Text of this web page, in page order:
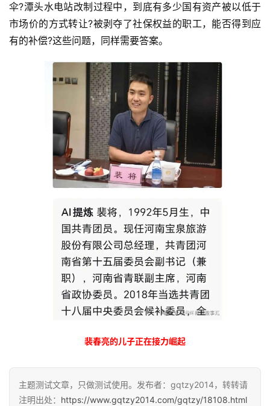
伞?潭头水电站改制过程中，到底有多少国有资产被以低于
市场价的方式转让?被剥夺了社保权益的职工，能否得到应
有的补偿?这些问题，同样需要答案。
裴春亮的儿子正在接力崛起
主题测试文章，只做测试使用。发布者：gqtzy2014，转转请
注明出处： https://www.gqtzy2014.com/gqtzy/18108.html